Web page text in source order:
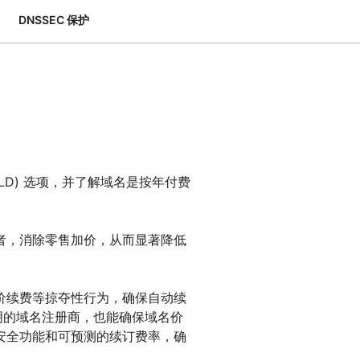
专家引导助力成功
DNSSEC 保护
选项，并了解域名是按年付费
消除零售加价，从而显著降低
费等掠夺性行为，确保自动续
域名注册商，也能确保域名价
功能和可预测的续订费率，确